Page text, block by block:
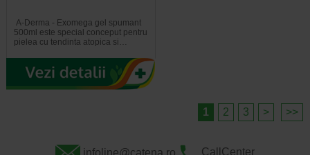
A-Derma - Exomega gel spumant
500ml este special conceput pentru
pielea cu tendinta atopica si…
1 2 3 > >>
infoline@catena.ro CallCenter